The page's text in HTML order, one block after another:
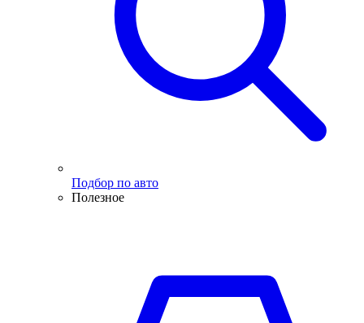
Подбор по авто
Полезное